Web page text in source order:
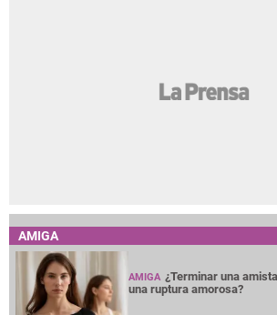
AMIGA
AMIGA ¿Terminar una
una ruptura amorosa?